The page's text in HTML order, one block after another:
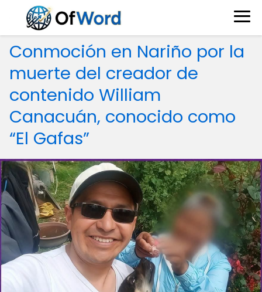
Conmoción en Nariño por la
muerte del creador de
contenido William
Canacuán, conocido como
“El Gafas”